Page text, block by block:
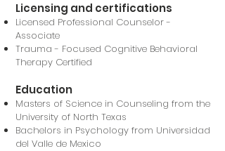
Licensing and certifications
Licensed Professional Counselor -
Associate
Trauma - Focused Cognitive Behavioral
Therapy Certified
Education
Masters of Science in Counseling from the
University of North Texas
Bachelors in Psychology from Universidad
del Valle de Mexico